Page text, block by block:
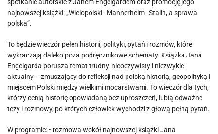
spotkanie autorskie z Janem Engelgardem oraz promocję jego
najnowszej książki: „Wielopolski–Mannerheim–Stalin, a sprawa
polska”.
To będzie wieczór pełen historii, polityki, pytań i rozmów, które
wykraczają daleko poza podręcznikowe schematy. Książka Jana
Engelgarda porusza temat trudny, nieoczywisty i niezwykle
aktualny – zmuszający do refleksji nad polską historią, geopolityką i
miejscem Polski między wielkimi mocarstwami. To wieczór dla tych,
którzy cenią historię opowiadaną bez uproszczeń, lubią odważne
tezy i rozmowy, po których człowiek wychodzi z głową pełną pytań.
W programie: • rozmowa wokół najnowszej książki Jana